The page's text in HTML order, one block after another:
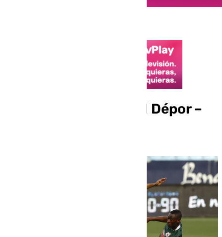
Horario y dónde ver el Dépor –